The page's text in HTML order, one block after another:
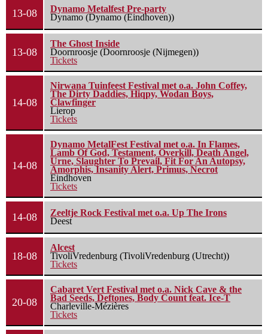
13-08
Dynamo Metalfest Pre-party
Dynamo (Dynamo (Eindhoven))
13-08
The Ghost Inside
Doornroosje (Doornroosje (Nijmegen))
Tickets
14-08
Nirwana Tuinfeest Festival met o.a. John Coffey,
The Dirty Daddies, Hiqpy, Wodan Boys,
Clawfinger
Lierop
Tickets
14-08
Dynamo MetalFest Festival met o.a. In Flames,
Lamb Of God, Testament, Overkill, Death Angel,
Urne, Slaughter To Prevail, Fit For An Autopsy,
Amorphis, Insanity Alert, Primus, Necrot
Eindhoven
Tickets
14-08
Zeeltje Rock Festival met o.a. Up The Irons
Deest
18-08
Alcest
TivoliVredenburg (TivoliVredenburg (Utrecht))
Tickets
20-08
Cabaret Vert Festival met o.a. Nick Cave & the
Bad Seeds, Deftones, Body Count feat. Ice-T
Charleville-Mézières
Tickets